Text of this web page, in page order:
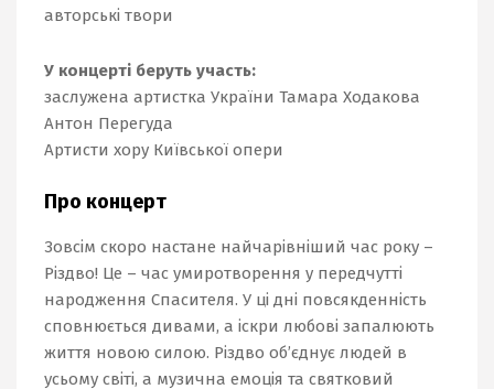
авторські твори
У концерті беруть участь:
заслужена артистка України Тамара Ходакова
Антон Перегуда
Артисти хору Київської опери
Про концерт
Зовсім скоро настане найчарівніший час року –
Різдво! Це – час умиротворення у передчутті
народження Спасителя. У ці дні повсякденність
сповнюється дивами, а іскри любові запалюють
життя новою силою. Різдво об’єднує людей в
усьому світі, а музична емоція та святковий